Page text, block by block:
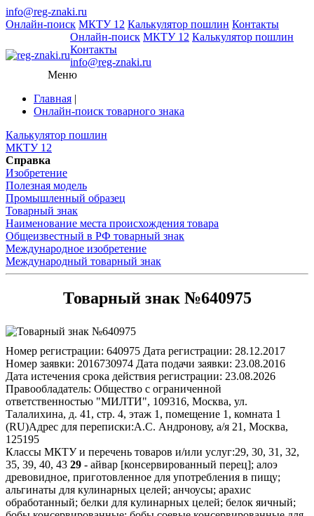
info@reg-znaki.ru
Онлайн-поиск МКТУ 12 Калькулятор пошлин Контакты
Онлайн-поиск МКТУ 12 Калькулятор пошлин
Контакты
info@reg-znaki.ru
Меню
Главная |
Онлайн-поиск товарного знака
Калькулятор пошлин
МКТУ 12
Справка
Изобретение
Полезная модель
Промышленный образец
Товарный знак
Наименование места происхождения товара
Общеизвестный в РФ товарный знак
Международное изобретение
Международный товарный знак
Товарный знак №640975
Номер регистрации: 640975 Дата регистрации: 28.12.2017
Номер заявки: 2016730974 Дата подачи заявки: 23.08.2016
Дата истечения срока действия регистрации: 23.08.2026
Правообладатель: Общество с ограниченной
ответственностью "МИЛТИ", 109316, Москва, ул.
Талалихина, д. 41, стр. 4, этаж 1, помещение 1, комната 1
(RU)Адрес для переписки:А.С. Андронову, а/я 21, Москва,
125195
Классы МКТУ и перечень товаров и/или услуг:29, 30, 31, 32,
35, 39, 40, 43 29 - айвар [консервированный перец]; алоэ
древовидное, приготовленное для употребления в пищу;
альгинаты для кулинарных целей; анчоусы; арахис
обработанный; белки для кулинарных целей; белок яичный;